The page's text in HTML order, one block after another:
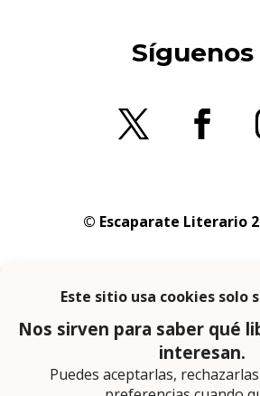
Síguenos
© Escaparate Literario
privacidad
En calidad de afiliado de